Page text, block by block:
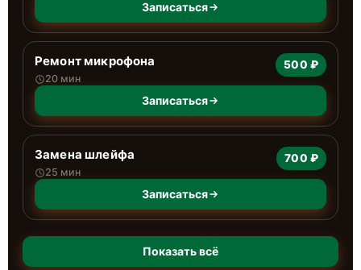
Записаться
Ремонт микрофона
20 мин
500 ₽
Записаться
Замена шлейфа
25 мин
700 ₽
Записаться
Показать всё